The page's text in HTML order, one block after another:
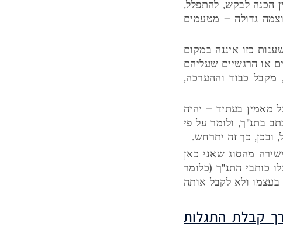
הכנה לבקש, להתפלל,
גדולה – מטעמים
כזו איננה במקום
או הרגשיים שעליהם
כבוד וההערכה,
מאמין בעתיד – יהיה
בתנ"ך, ולומר על פי
ובכן, כך זה יתרחש.
מהסוג שאני כאן
כותבי התנ"ך (כלומר
בעצמו ולא לקבל אותה
קבלת התגלות